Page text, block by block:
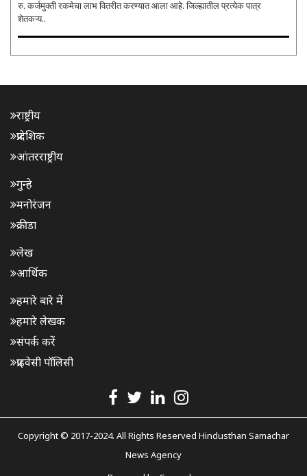
रु. कर्जमुक्ती रकमेचा लाभ वितरीत करण्यात आला आहे. जिल्ह्यातील प्रत्येक पात्र
शेतकऱ्य..
राष्ट्रीय
प्रादेशिक
आंतरराष्ट्रीय
गुन्हे
मनोरंजन
क्रीडा
लेख
आर्थिक
हमारे बारे में
हमारे लेखक
संपर्क करें
प्राइवेसी पॉलिसी
Copyright © 2017-2024. All Rights Reserved Hindusthan Samachar
News Agency